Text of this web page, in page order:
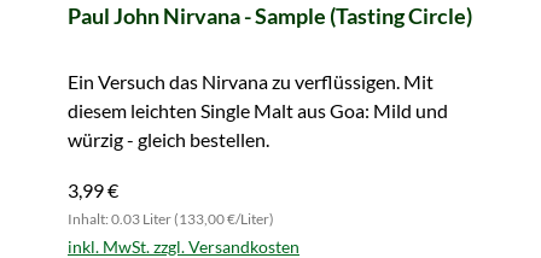
Paul John Nirvana - Sample (Tasting Circle)
Ein Versuch das Nirvana zu verflüssigen. Mit
diesem leichten Single Malt aus Goa: Mild und
würzig - gleich bestellen.
3,99 €
Inhalt: 0.03 Liter (133,00 €/Liter)
inkl. MwSt. zzgl. Versandkosten